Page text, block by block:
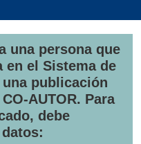
una persona que
en el Sistema de
una publicación
AUTOR. Para
debe